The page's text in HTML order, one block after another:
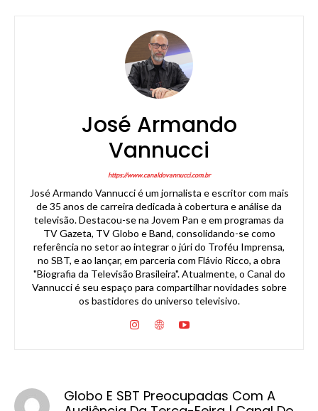
José Armando
Vannucci
https://www.canaldovannucci.com.br
José Armando Vannucci é um jornalista e escritor com mais
de 35 anos de carreira dedicada à cobertura e análise da
televisão. Destacou-se na Jovem Pan e em programas da
TV Gazeta, TV Globo e Band, consolidando-se como
referência no setor ao integrar o júri do Troféu Imprensa,
no SBT, e ao lançar, em parceria com Flávio Ricco, a obra
"Biografia da Televisão Brasileira". Atualmente, o Canal do
Vannucci é seu espaço para compartilhar novidades sobre
os bastidores do universo televisivo.
Globo E SBT Preocupadas Com A